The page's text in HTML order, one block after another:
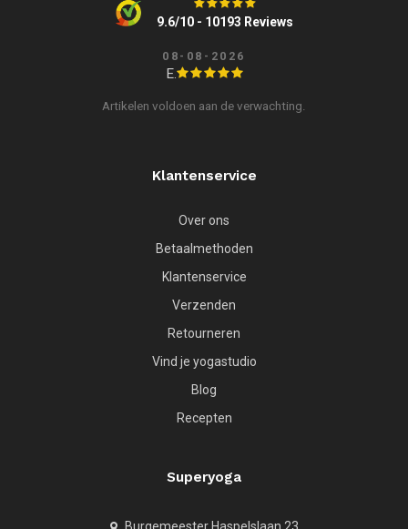
9.6/10 - 10193 Reviews
08-08-2026
E.
Artikelen voldoen aan de verwachting.
Klantenservice
Over ons
Betaalmethoden
Klantenservice
Verzenden
Retourneren
Vind je yogastudio
Blog
Recepten
Superyoga
Burgemeester Haspelslaan 23